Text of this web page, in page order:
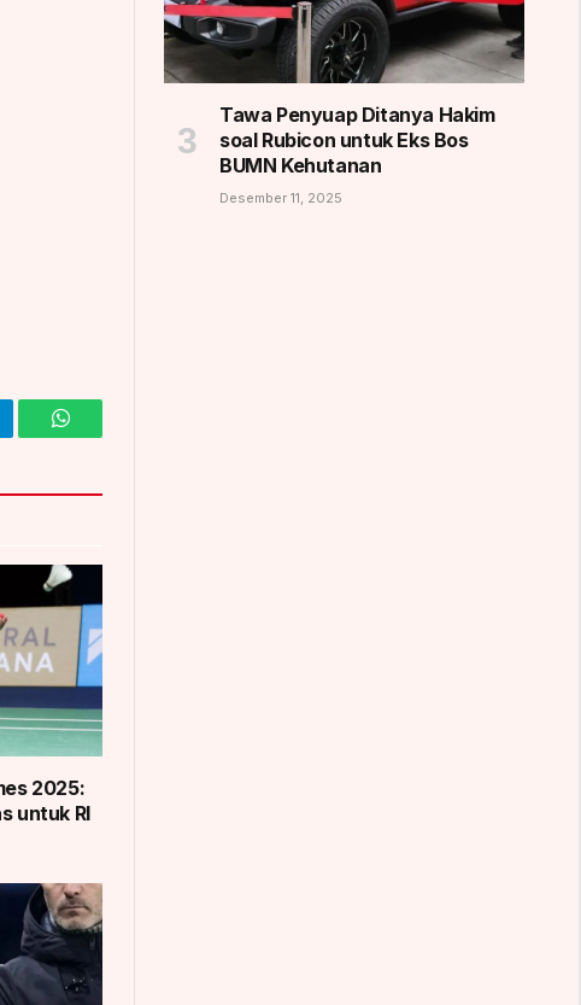
WhatsApp
2025:
untuk RI
Tawa Penyuap Ditanya Hakim
soal Rubicon untuk Eks Bos
BUMN Kehutanan
Desember 11, 2025